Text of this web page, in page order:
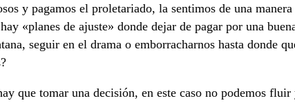
y pagamos el proletariado, la sentimos de una
«planes de ajuste» donde dejar de pagar por una
seguir en el drama o emborracharnos hasta donde
que tomar una decisión, en este caso no podemos fluir